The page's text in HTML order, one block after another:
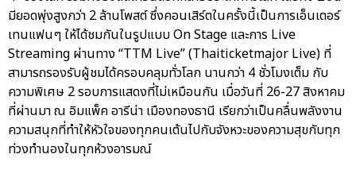
มียอดพุ่งสูงกว่า 2 ล้านโพสต์ ซึ่งคอนเสิร์ตในครั้งนี้เป็นการเอ็นเตอร์
เทนแฟนๆ ให้ได้ชมกันในรูปแบบ On Stage และการ Live
Streaming ผ่านทาง “TTM Live” (Thaiticketmajor Live) ที่
สามารถรองรับผู้ชมได้ครอบคลุมทั่วโลก นานกว่า 4 ชั่วโมงเต็ม กับ
ความพิเศษ 2 รอบการแสดงที่ไม่เหมือนกัน เมื่อวันที่ 26-27 สิงหาคม
ที่ผ่านมา ณ อิมแพ็ค อารีน่า เมืองทองธานี เรียกว่าเป็นคลื่นพลังงาน
ความสนุกที่ทำให้หัวใจของทุกคนเต้นไปกับจังหวะของความสุขกับทุก
ท่วงทำนองในทุกห้วงอารมณ์